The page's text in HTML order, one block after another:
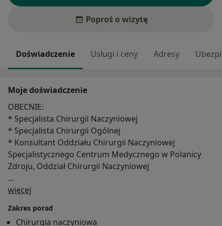
Poproś o wizytę
Doświadczenie Usługi i ceny Adresy
Moje doświadczenie
OBECNIE:
* Specjalista Chirurgii Naczyniowej
* Specjalista Chirurgii Ogólnej
* Konsultant Oddziału Chirurgii Naczyniowej
Specjalistycznego Centrum Medycznego w Polanicy
Zdroju, Oddział Chirurgii Naczyniowej
DOŚWIADCZENIE:
Ogólnej i Transplantacyjnej Uniwersyteckiego Szpitala
więcej
Zakres porad
Chirurgia naczyniowa